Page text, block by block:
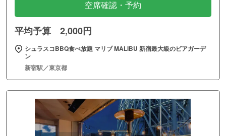
空席確認・予約
平均予算 2,000円
シュラスコBBQ食べ放題 マリブ MALIBU 新宿最大級のビアガーデ
ン
新宿駅／東京都